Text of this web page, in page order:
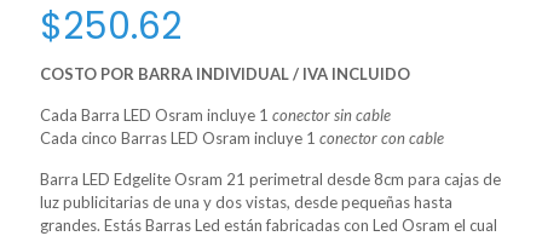
$250.62
COSTO POR BARRA INDIVIDUAL / IVA INCLUIDO
Cada Barra LED Osram incluye 1 conector sin cable
Cada cinco Barras LED Osram incluye 1 conectorcon cable
Barra LED Edgelite Osram 21 perimetral desde 8cm para cajas de
luz publicitarias de una y dos vistas, desde pequeñas hasta
grandes. Estás Barras Led están fabricadas con Led Osram el cual